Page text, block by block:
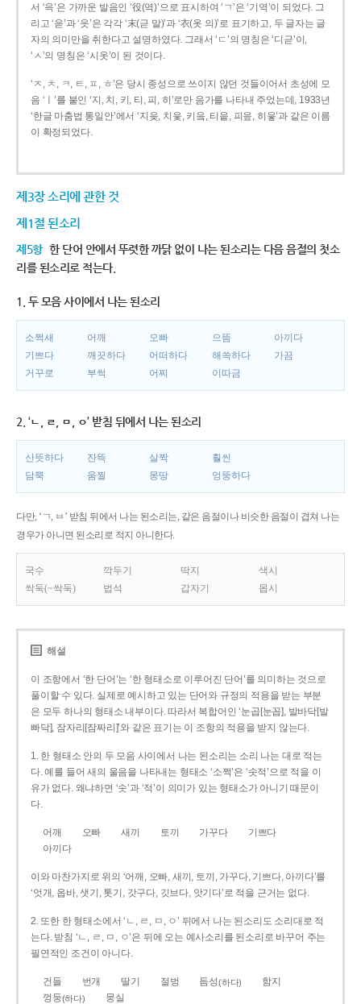
서 ‘윽’은 가까운 발음인 ‘役(역)’으로 표시하여 ‘ㄱ’은 ‘기역’이 되었다. 그
리고 ‘읃’과 ‘읏’은 각각 ‘末(귿 말)’과 ‘衣(옷 의)’로 표기하고, 두 글자는 글
자의 의미만을 취한다고 설명하였다. 그래서 ‘ㄷ’의 명칭은 ‘디귿’이,
‘ㅅ’의 명칭은 ‘시옷’이 된 것이다.
‘ㅈ, ㅊ, ㅋ, ㅌ, ㅍ, ㅎ’은 당시 종성으로 쓰이지 않던 것들이어서 초성에 모
음 ‘ㅣ’를 붙인 ‘지, 치, 키, 티, 피, 히’로만 음가를 나타내 주었는데, 1933년
‘한글 마춤법 통일안’에서 ‘지읒, 치읓, 키읔, 티읕, 피읖, 히읗’과 같은 이름
이 확정되었다.
제3장 소리에 관한 것
제1절 된소리
제5항 한 단어 안에서 뚜렷한 까닭 없이 나는 된소리는 다음 음절의 첫소
리를 된소리로 적는다.
1. 두 모음 사이에서 나는 된소리
소쩍새 어깨 오빠 으뜸
아끼다
기쁘다
깨끗하다 어떠하다 해쓱하다
가끔
거꾸로
부썩 어찌 이따금
2. ‘ㄴ, ㄹ, ㅁ, ㅇ’ 받침 뒤에서 나는 된소리
산뜻하다 잔뜩 살짝
훨씬
담뿍
움찔 몽땅 엉뚱하다
다만, ‘ㄱ, ㅂ’ 받침 뒤에서 나는 된소리는, 같은 음절이나 비슷한 음절이 겹쳐 나는
경우가 아니면 된소리로 적지 아니한다.
국수 깍두기 딱지
색시
싹둑(~싹둑)
법석 갑자기 몹시
해설
이 조항에서 ‘한 단어’는 ‘한 형태소로 이루어진 단어’를 의미하는 것으로
풀이할 수 있다. 실제로 예시하고 있는 단어와 규정의 적용을 받는 부분
은 모두 하나의 형태소 내부이다. 따라서 복합어인 ‘눈곱[눈꼽], 발바닥[발
빠닥], 잠자리[잠짜리]’와 같은 표기는 이 조항의 적용을 받지 않는다.
1. 한 형태소 안의 두 모음 사이에서 나는 된소리는 소리 나는 대로 적는
다. 예를 들어 새의 울음을 나타내는 형태소 ‘소쩍’은 ‘솟적’으로 적을 이
유가 없다. 왜냐하면 ‘솟’과 ‘적’이 의미가 있는 형태소가 아니기 때문이
다.
어깨 오빠 새끼 토끼 가꾸다
기쁘다
아끼다
이와 마찬가지로 위의 ‘어깨, 오빠, 새끼, 토끼, 가꾸다, 기쁘다, 아끼다’를
‘엇개, 옵바, 샛기, 톳기, 갓구다, 깃브다, 앗기다’로 적을 근거는 없다.
2. 또한 한 형태소에서 ‘ㄴ, ㄹ, ㅁ, ㅇ’ 뒤에서 나는 된소리도 소리대로 적
는다. 받침 ‘ㄴ, ㄹ, ㅁ, ㅇ’은 뒤에 오는 예사소리를 된소리로 바꾸어 주는
필연적인 조건이 아니다.
건들 번개 딸기 절벙 듬성(하다)
함지
껑둥(하다) 뭉실